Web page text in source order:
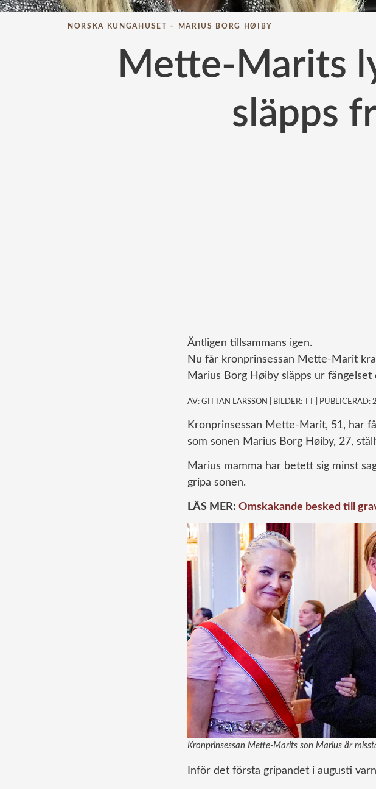
NORSKA KUNGAHUSET – MARIUS BORG HØIBY
Mette-Marits
släpps
Äntligen tillsammans igen.
Nu får kronprinsessan Mette-Marit
Marius Borg Høiby släpps ur
AV: GITTAN LARSSON BILDER: TT PUBLICERAD:
Kronprinsessan Mette-Marit, 51, har
som sonen Marius Borg Høiby, 27,
Marius mamma har betett sig minst
gripa sonen.
LÄS MER: Omskakande besked till
Kronprinsessan Mette-Marits son Marius är
Inför det första gripandet i augusti